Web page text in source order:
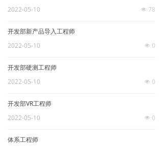
넶 78
2022-05-10
开发部新产品导入工程师
넶 0
2022-05-10
开发部硬测工程师
넶 0
2022-05-10
开发部VR工程师
넶 0
2022-05-10
体系工程师